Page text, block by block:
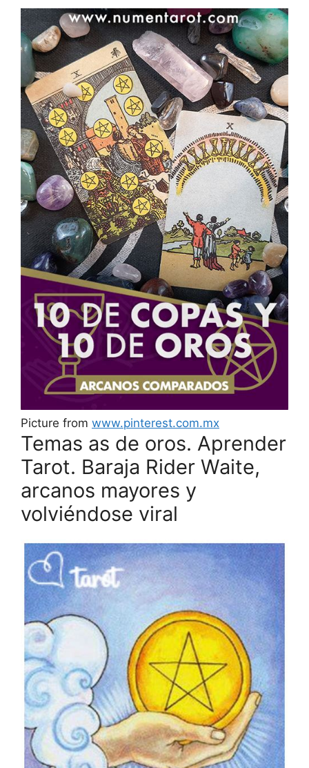
Picture from www.pinterest.com.mx
Temas as de oros. Aprender
Tarot. Baraja Rider Waite,
arcanos mayores y
volviéndose viral